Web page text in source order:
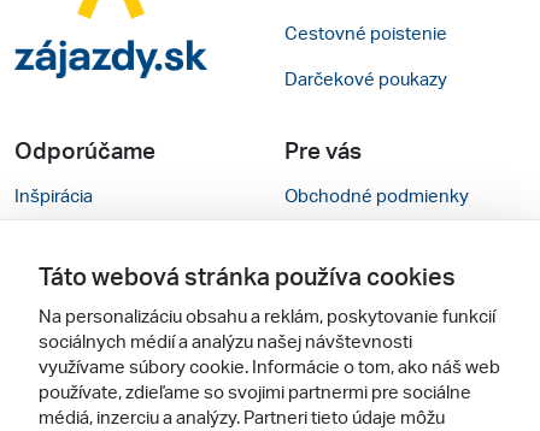
Cestovné poistenie
Darčekové poukazy
Odporúčame
Inšpirácia
Cestovné kancelárie
Zájezdy.cz
Pre vás
Obchodné podmienky
Nastavenie cookies
Mobilná verzia webu
Sledujte nás
Táto webová stránka používa cookies
Na personalizáciu obsahu a reklám, poskytovanie funkcií
sociálnych médií a analýzu našej návštevnosti
využívame súbory cookie. Informácie o tom, ako náš web
používate, zdieľame so svojimi partnermi pre sociálne
médiá, inzerciu a analýzy. Partneri tieto údaje môžu